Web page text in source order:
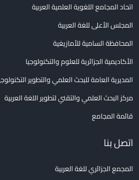
اتحاد المجامع اللغوية العلمية العربية
المجلس الأعلى للغة العربية
المحافظة السامية للأمازيغية
الأكاديمية الجزائرية للعلوم والتكنولوجيا
المديرية العامة للبحث العلمي والتطوير التكنولوجي
مركز البحث العلمي والتقني لتطوير اللغة العربية
قائمة المجامع
اتصل بنا
المجمع الجزائري للغة العربية